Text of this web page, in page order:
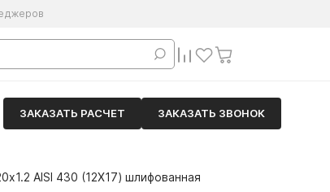
ЗАКАЗАТЬ РАСЧЕТ ЗАКАЗАТЬ ЗВОНОК
AISI 430 (12Х17) шлифованная